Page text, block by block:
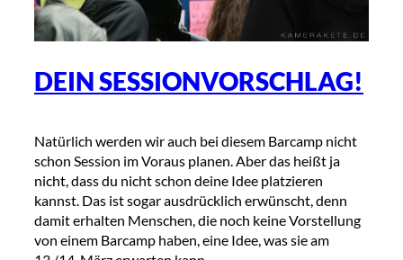
DEIN SESSIONVORSCHLAG!
Natürlich werden wir auch bei diesem Barcamp nicht
schon Session im Voraus planen. Aber das heißt ja
nicht, dass du nicht schon deine Idee platzieren
kannst. Das ist sogar ausdrücklich erwünscht, denn
damit erhalten Menschen, die noch keine Vorstellung
von einem Barcamp haben, eine Idee, was sie am